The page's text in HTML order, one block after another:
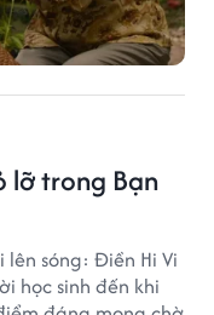
lỡ trong Bạn
lên sóng: Điền Hi Vi
học sinh đến khi